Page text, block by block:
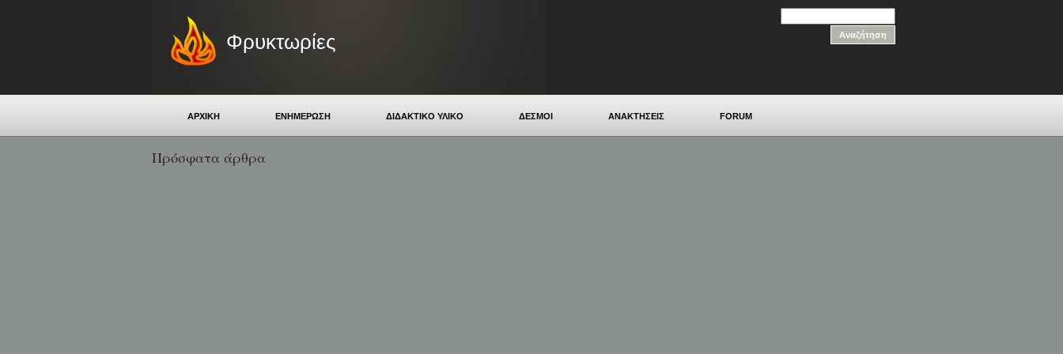
Φρυκτωρίες
ΑΡΧΙΚΗ ΕΝΗΜΕΡΩΣΗ ΔΙΔΑΚΤΙΚΟ ΥΛΙΚΟ ΔΕΣΜΟΙ ΑΝΑΚΤΗΣΕΙΣ FORUM
Πρόσφατα άρθρα